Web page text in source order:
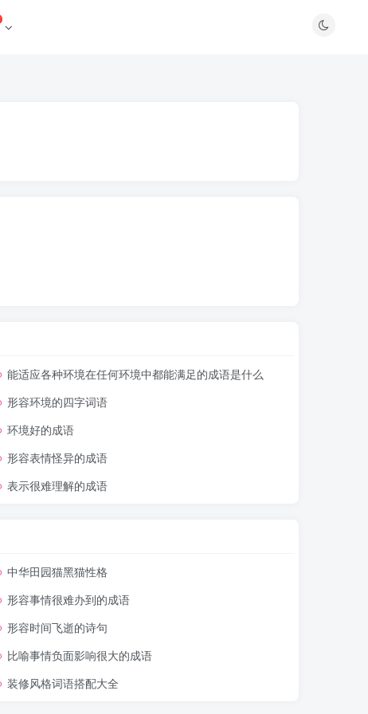
能适应各种环境在任何环境中都能满足的成语是什么
形容环境的四字词语
环境好的成语
形容表情怪异的成语
表示很难理解的成语
中华田园猫黑猫性格
形容事情很难办到的成语
形容时间飞逝的诗句
比喻事情负面影响很大的成语
装修风格词语搭配大全